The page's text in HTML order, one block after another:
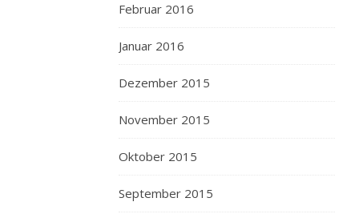
Poivrades,
Februar 2016
Januar 2016
Dezember 2015
November 2015
Oktober 2015
September 2015